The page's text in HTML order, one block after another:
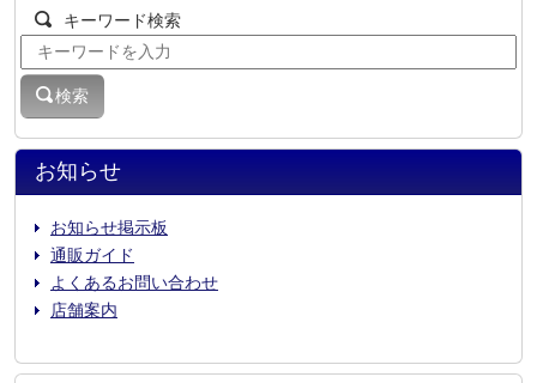
お知らせ
お知らせ掲示板
通販ガイド
よくあるお問い合わせ
店舗案内
キーワード検索
検索